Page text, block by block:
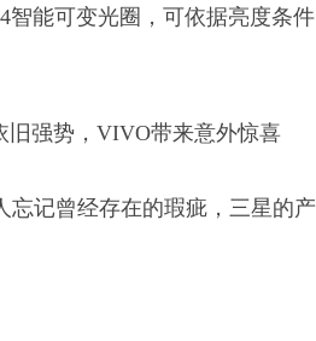
智能可变光圈，可依据亮度条
忘记曾经存在的瑕疵，三星的